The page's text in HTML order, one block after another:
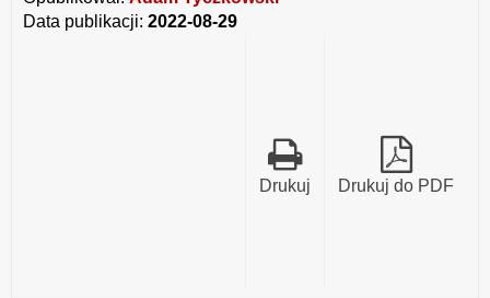
Data publikacji: 2022-08-29
Drukuj do PDF
Drukuj